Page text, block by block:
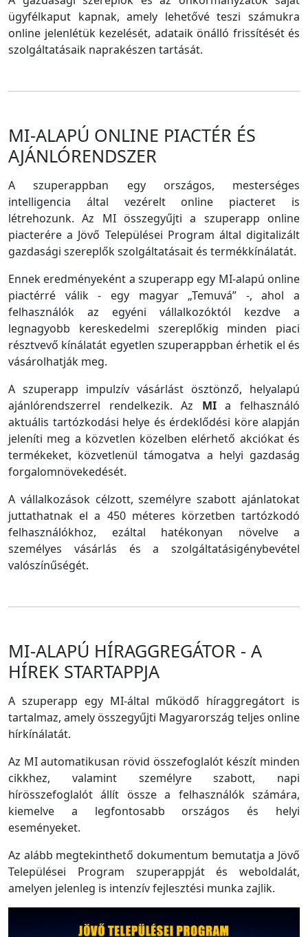
ügyfélkaput kapnak, amely lehetővé teszi számukra
online jelenlétük kezelését, adataik önálló frissítését és
szolgáltatásaik naprakészen tartását.
MI-ALAPÚ ONLINE PIACTÉR ÉS
AJÁNLÓRENDSZER
A szuperappban egy országos, mesterséges
intelligencia által vezérelt online piacteret is
létrehozunk. Az MI összegyűjti a szuperapp online
piacterére a Jövő Települései Program által digitalizált
gazdasági szereplők szolgáltatásait és termékkínálatát.
Ennek eredményeként a szuperapp egy MI-alapú online
piactérré válik - egy magyar „Temuvá” -, ahol a
felhasználók az egyéni vállalkozóktól kezdve a
legnagyobb kereskedelmi szereplőkig minden piaci
résztvevő kínálatát egyetlen szuperappban érhetik el és
vásárolhatják meg.
A szuperapp impulzív vásárlást ösztönző, helyalapú
ajánlórendszerrel rendelkezik. Az MIa felhasználó
aktuális tartózkodási helye és érdeklődési köre alapján
jeleníti meg a közvetlen közelben elérhető akciókat és
termékeket, közvetlenül támogatva a helyi gazdaság
forgalomnövekedését.
A vállalkozások célzott, személyre szabott ajánlatokat
juttathatnak el a 450 méteres körzetben tartózkodó
felhasználókhoz, ezáltal hatékonyan növelve a
személyes vásárlás és a szolgáltatásigénybevétel
valószínűségét.
MI-ALAPÚ HÍRAGGREGÁTOR - A
HÍREK STARTAPPJA
A szuperapp egy MI-által működő híraggregátort is
tartalmaz, amely összegyűjti Magyarország teljes online
hírkínálatát.
Az MI automatikusan rövid összefoglalót készít minden
cikkhez, valamint személyre szabott, napi
hírösszefoglalót állít össze a felhasználók számára,
kiemelve a legfontosabb országos és helyi
eseményeket.
Az alább megtekinthető dokumentum bemutatja a Jövő
Települései Program szuperappját és weboldalát,
amelyen jelenleg is intenzív fejlesztési munka zajlik.